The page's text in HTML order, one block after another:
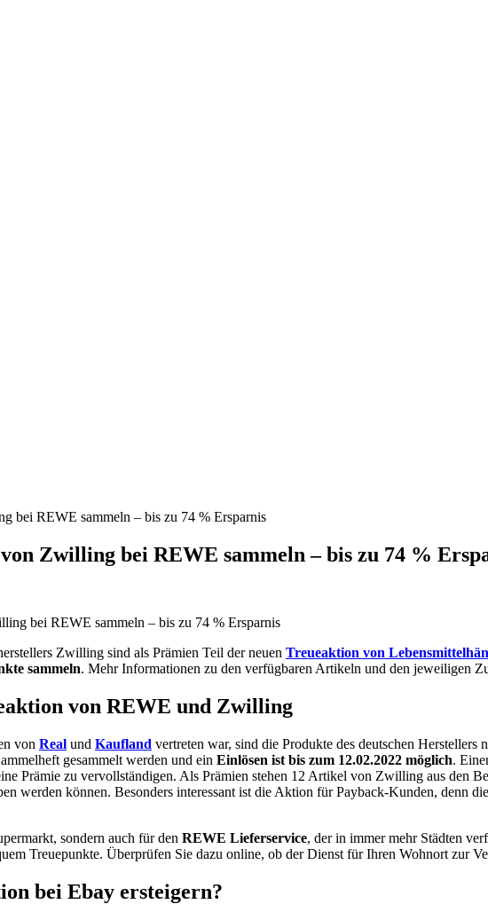
bei REWE sammeln – bis zu 74 % Ersparnis
Zwilling bei REWE sammeln – bis zu 74 %
Zwilling sind als Prämien Teil der neuen Treueaktion von
sammeln. Mehr Informationen zu den verfügbaren Artikeln und den jeweiligen
von REWE und Zwilling
von Real und Kaufland vertreten war, sind die Produkte des deutschen
gesammelt werden und ein Einlösen ist bis zum 12.02.2022 möglich.
Prämie zu vervollständigen. Als Prämien stehen 12 Artikel von Zwilling aus den
werden können. Besonders interessant ist die Aktion für Payback-Kunden, denn
sondern auch für den REWE Lieferservice, der in immer mehr Städten
Treuepunkte. Überprüfen Sie dazu online, ob der Dienst für Ihren Wohnort zur
bei Ebay ersteigern?